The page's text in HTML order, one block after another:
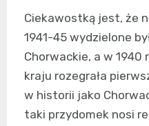
Ciekawostką jest, że
1941-45 wydzielone
Chorwackie, a w 1940
kraju rozegrała
w historii jako
taki przydomek nosi